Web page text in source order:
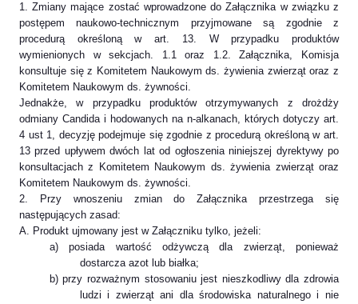
1. Zmiany mające zostać wprowadzone do Załącznika w związku z
postępem naukowo-technicznym przyjmowane są zgodnie z
procedurą określoną w art. 13. W przypadku produktów
wymienionych w sekcjach. 1.1 oraz 1.2. Załącznika, Komisja
konsultuje się z Komitetem Naukowym ds. żywienia zwierząt oraz z
Komitetem Naukowym ds. żywności.
Jednakże, w przypadku produktów otrzymywanych z drożdży
odmiany Candida i hodowanych na n-alkanach, których dotyczy art.
4 ust 1, decyzję podejmuje się zgodnie z procedurą określoną w art.
13 przed upływem dwóch lat od ogłoszenia niniejszej dyrektywy po
konsultacjach z Komitetem Naukowym ds. żywienia zwierząt oraz
Komitetem Naukowym ds. żywności.
2. Przy wnoszeniu zmian do Załącznika przestrzega się
następujących zasad:
A. Produkt ujmowany jest w Załączniku tylko, jeżeli:
a) posiada wartość odżywczą dla zwierząt, ponieważ
dostarcza azot lub białka;
b) przy rozważnym stosowaniu jest nieszkodliwy dla zdrowia
ludzi i zwierząt ani dla środowiska naturalnego i nie